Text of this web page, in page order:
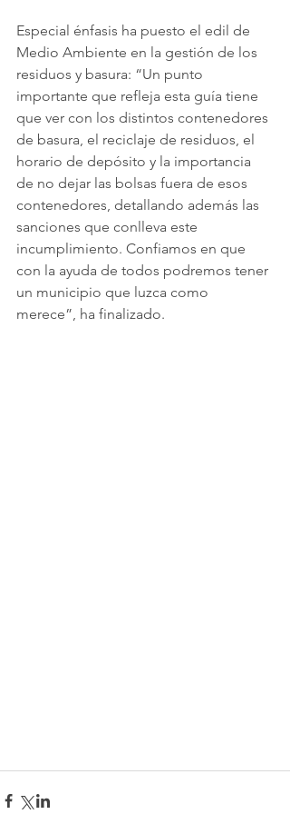
Especial énfasis ha puesto el edil de
Medio Ambiente en la gestión de los
residuos y basura: “Un punto
importante que refleja esta guía tiene
que ver con los distintos contenedores
de basura, el reciclaje de residuos, el
horario de depósito y la importancia
de no dejar las bolsas fuera de esos
contenedores, detallando además las
sanciones que conlleva este
incumplimiento. Confiamos en que
con la ayuda de todos podremos tener
un municipio que luzca como
merece”, ha finalizado.